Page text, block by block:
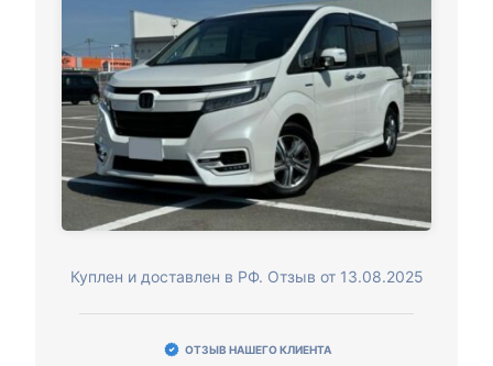
Куплен и доставлен в РФ. Отзыв от 13.08.2025
ОТЗЫВ НАШЕГО КЛИЕНТА